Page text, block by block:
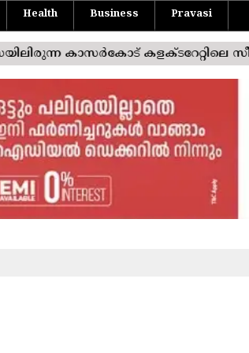
Health Business Pravasi